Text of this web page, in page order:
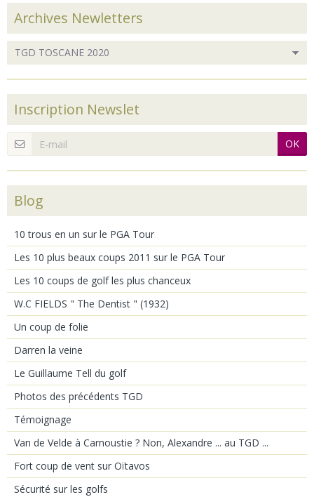
Archives Newletters
Inscription Newslet
OK
Blog
10 trous en un sur le PGA Tour
Les 10 plus beaux coups 2011 sur le PGA Tour
Les 10 coups de golf les plus chanceux
W.C FIELDS " The Dentist " (1932)
Un coup de folie
Darren la veine
Le Guillaume Tell du golf
Photos des précédents TGD
Témoignage
Van de Velde à Carnoustie ? Non, Alexandre ... au TGD ...
Fort coup de vent sur Oïtavos
Sécurité sur les golfs